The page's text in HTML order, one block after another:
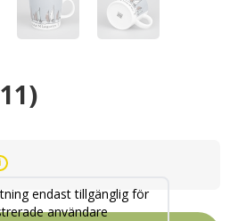
endast tillgänglig för
användare